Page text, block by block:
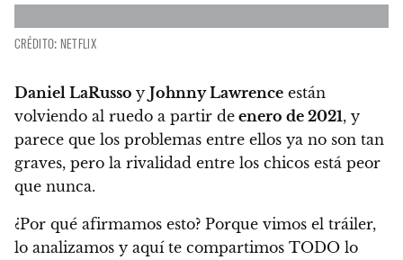
CRÉDITO: NETFLIX
Daniel LaRusso y Johnny Lawrence están
volviendo al ruedo a partir de enero de 2021, y
parece que los problemas entre ellos ya no son tan
graves, pero la rivalidad entre los chicos está peor
que nunca.
¿Por qué afirmamos esto? Porque vimos el tráiler,
lo analizamos y aquí te compartimos TODO lo